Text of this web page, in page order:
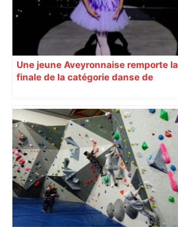
Une jeune Aveyronnaise remporte la
finale de la catégorie danse de